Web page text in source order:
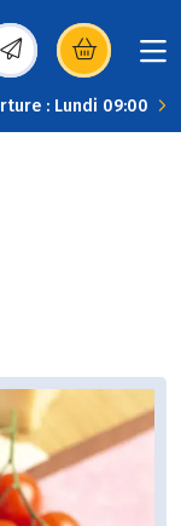
dans une
: Lundi 09:00